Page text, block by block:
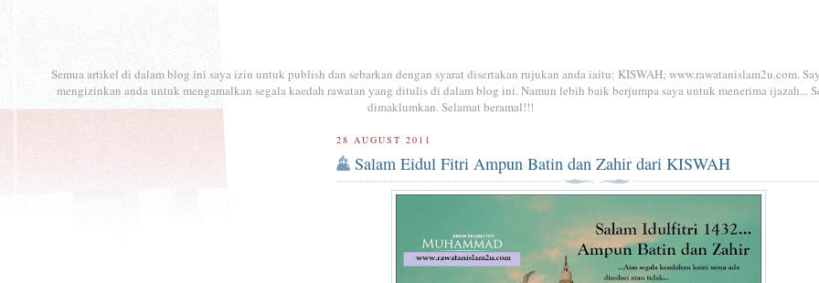
Semua artikel di dalam blog ini saya izin untuk publish dan sebarkan dengan syarat disertakan rujukan anda iaitu: KISWAH; www.rawatanislam2u.com.
mengizinkan anda untuk mengamalkan segala kaedah rawatan yang ditulis di dalam blog ini. Namun lebih baik berjumpa saya untuk menerima ijazah...
dimaklumkan. Selamat beramal!!!
28 AUGUST 2011
Salam Eidul Fitri Ampun Batin dan Zahir dari KISWAH